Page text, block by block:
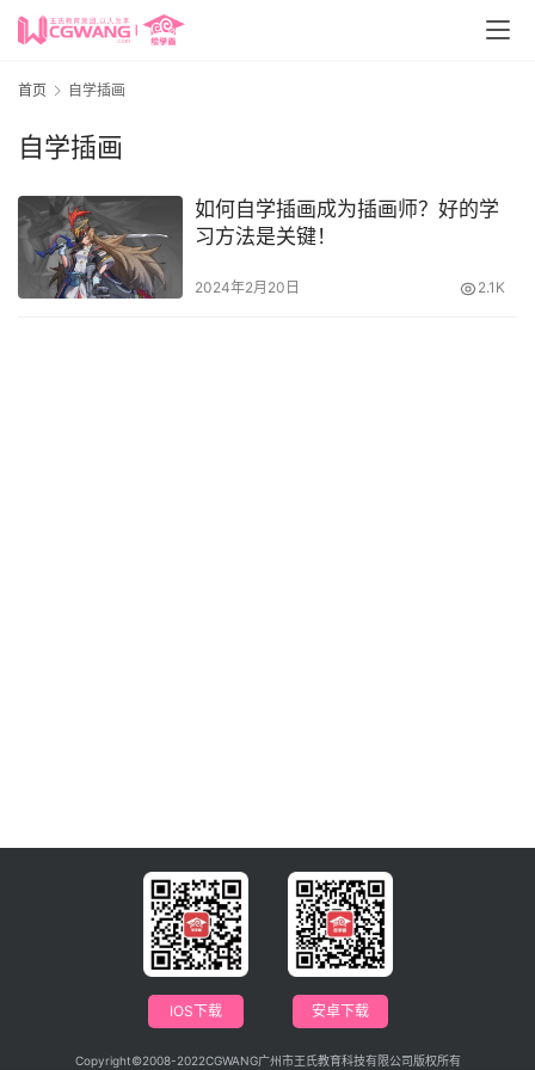
首页 自学插画
自学插画
如何自学插画成为插画师？好的学
习方法是关键！
2024年2月20日 2.1K
IOS下载 安卓下载
Copyright©2008-2022CGWANG广州市王氏教育科技有限公司版权所有